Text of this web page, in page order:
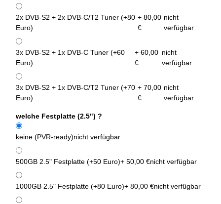
2x DVB-S2 + 2x DVB-C/T2 Tuner (+80
Euro)
+ 80,00
€
nicht
verfügbar
3x DVB-S2 + 1x DVB-C Tuner (+60
Euro)
+ 60,00
€
nicht
verfügbar
3x DVB-S2 + 1x DVB-C/T2 Tuner (+70
Euro)
+ 70,00
€
nicht
verfügbar
welche Festplatte (2.5") ?
keine (PVR-ready)nicht verfügbar
500GB 2.5" Festplatte (+50 Euro)+ 50,00 €nicht verfügbar
1000GB 2.5" Festplatte (+80 Euro)+ 80,00 €nicht verfügbar